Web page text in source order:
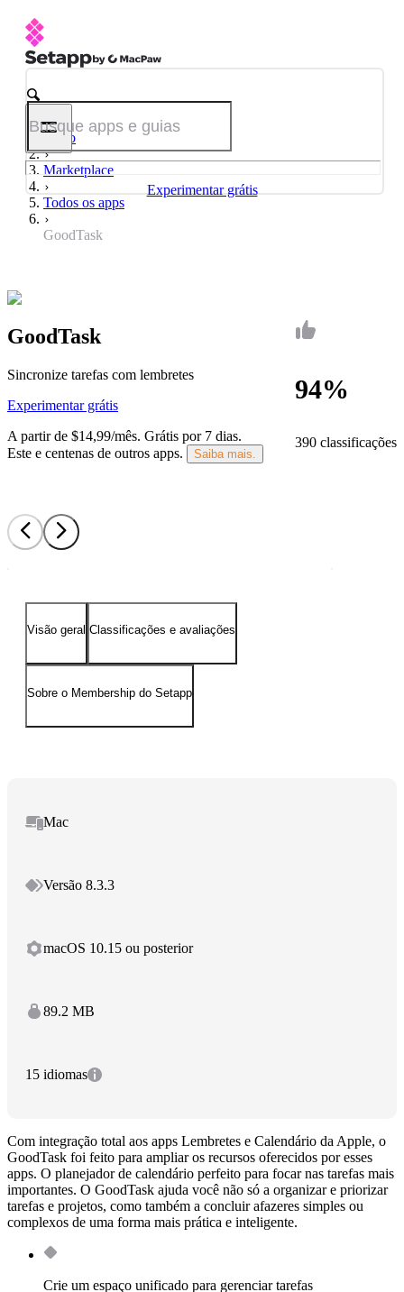
Experimentar grátis
Início
Marketplace
Todos os apps
GoodTask
94%
390 classificações
GoodTask
Sincronize tarefas com lembretes
Experimentar grátis
A partir de $14,99/mês. Grátis por 7 dias.
Este e centenas de outros apps.
Saiba mais.
Visão geral Classificações e avaliações
Sobre o Membership do Setapp
Mac
Versão 8.3.3
macOS 10.15 ou posterior
89.2 MB
15 idiomas
Com integração total aos apps Lembretes e Calendário da Apple, o
GoodTask foi feito para ampliar os recursos oferecidos por esses
apps. O planejador de calendário perfeito para focar nas tarefas mais
importantes. O GoodTask ajuda você não só a organizar e priorizar
tarefas e projetos, como também a concluir afazeres simples ou
complexos de uma forma mais prática e inteligente.
Crie um espaço unificado para gerenciar tarefas